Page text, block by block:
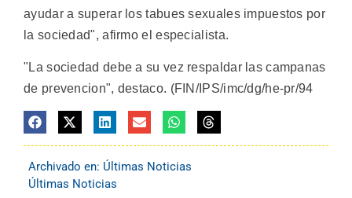
ayudar a superar los tabues sexuales impuestos por
la sociedad", afirmo el especialista.
"La sociedad debe a su vez respaldar las campanas
de prevencion", destaco. (FIN/IPS/imc/dg/he-pr/94
Archivado en: Últimas Noticias
Últimas Noticias